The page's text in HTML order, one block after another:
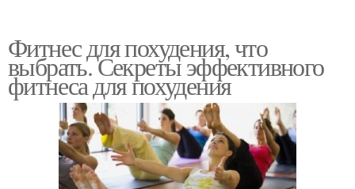
Фитнес для похудения, что
выбрать. Секреты эффективного
фитнеса для похудения